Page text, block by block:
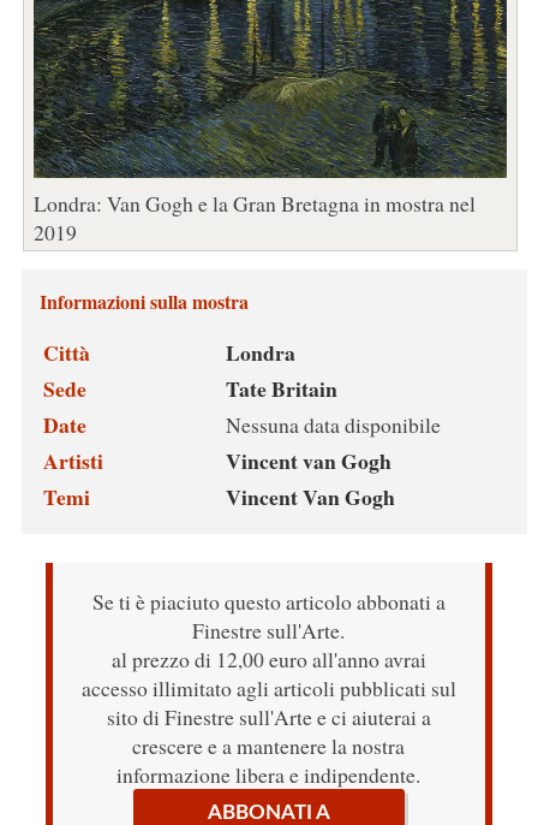
Londra: Van Gogh e la Gran Bretagna in mostra nel
2019
Informazioni sulla mostra
Città
Londra
Sede
Tate Britain
Date
Nessuna data disponibile
Artisti
Vincent van Gogh
Temi
Vincent Van Gogh
Se ti è piaciuto questo articolo abbonati a
Finestre sull'Arte.
al prezzo di 12,00 euro all'anno avrai
accesso illimitato agli articoli pubblicati sul
sito di Finestre sull'Arte e ci aiuterai a
crescere e a mantenere la nostra
informazione libera e indipendente.
ABBONATI A